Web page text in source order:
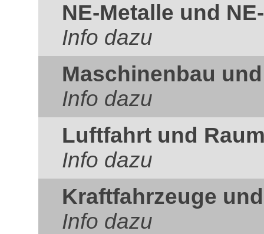
NE-Metalle und
Info dazu
Maschinenbau
Info dazu
Luftfahrt und
Info dazu
Kraftfahrzeuge
Info dazu